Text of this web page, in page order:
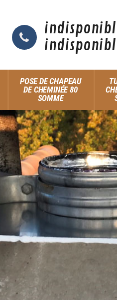
POSE DE CHAPEAU
DE CHEMINÉE 80
SOMME